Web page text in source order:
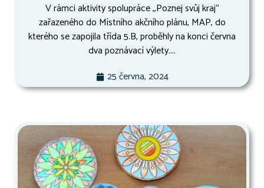
V rámci aktivity spolupráce ,,Poznej svůj kraj“
zařazeného do Místního akčního plánu, MAP, do
kterého se zapojila třída 5.B, proběhly na konci června
dva poznávací výlety....
25 června, 2024